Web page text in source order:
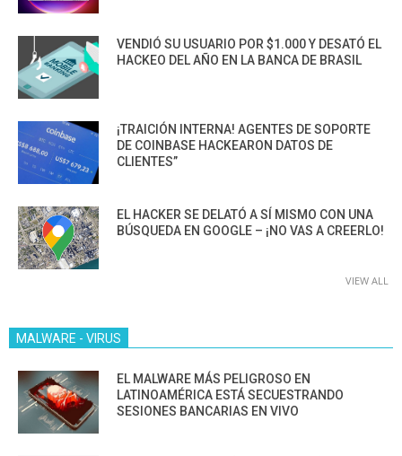
VENDIÓ SU USUARIO POR $1.000 Y DESATÓ EL
HACKEO DEL AÑO EN LA BANCA DE BRASIL
¡TRAICIÓN INTERNA! AGENTES DE SOPORTE
DE COINBASE HACKEARON DATOS DE
CLIENTES”
EL HACKER SE DELATÓ A SÍ MISMO CON UNA
BÚSQUEDA EN GOOGLE – ¡NO VAS A CREERLO!
VIEW ALL
MALWARE - VIRUS
EL MALWARE MÁS PELIGROSO EN
LATINOAMÉRICA ESTÁ SECUESTRANDO
SESIONES BANCARIAS EN VIVO